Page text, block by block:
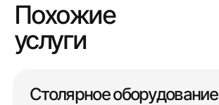
Похожие
услуги
Столярное оборудование